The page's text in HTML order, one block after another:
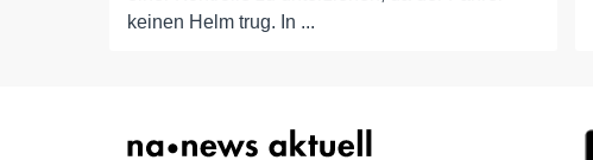
keinen Helm trug. In ...